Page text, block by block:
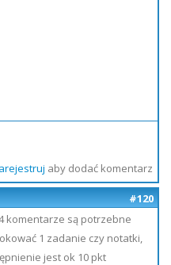
aby dodać komentarz
#120
komentarze są potrzebne
1 zadanie czy notatki,
jest ok 10 pkt